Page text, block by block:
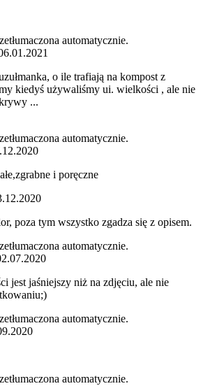
automatycznie.
o ile trafiają na kompost z
kiedyś używaliśmy ui. wielkości , ale nie
...
automatycznie.
i poręczne
poza tym wszystko zgadza się z opisem.
automatycznie.
jest jaśniejszy niż na zdjęciu, ale nie
automatycznie.
automatycznie.